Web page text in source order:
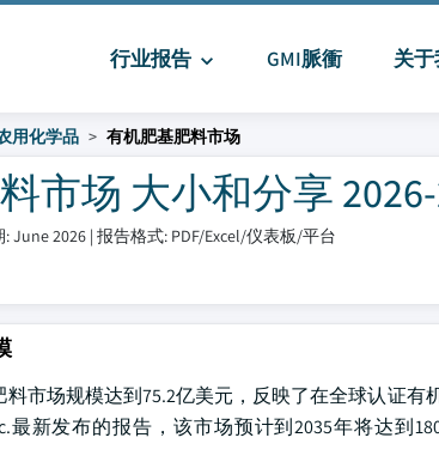
行业报告 GMI脈衝 关
用化学品 有机肥基肥料市场
市场 大小和分享
June 2026 | 报告格式: PDF/Excel/仪表板/平台
料市场规模达到75.2亿美元，反映了在全球认证
最新发布的报告，该市场预计到2035年将达到